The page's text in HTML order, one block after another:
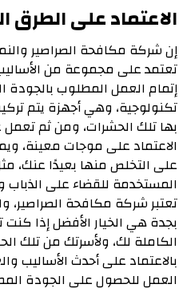
الاعتماد على الطرق
إن شركة مكافحة الصراصير
تعتمد على مجموعة من
إتمام العمل المطلوب بالجودة
تكنولوجية، وهي أجهزة يتم
بها تلك الحشرات، ومن ثم
الاعتماد على موجات معينة،
على التخلص منها بعيدًا عنك،
المستخدمة للقضاء على
تعتبر شركة مكافحة الصراصير،
بجدة هي الخيار الأفضل إذا كنت
الكاملة لك، ولأسرتك من تلك
بالاعتماد على أحدث الأساليب
العمل للحصول على الجودة